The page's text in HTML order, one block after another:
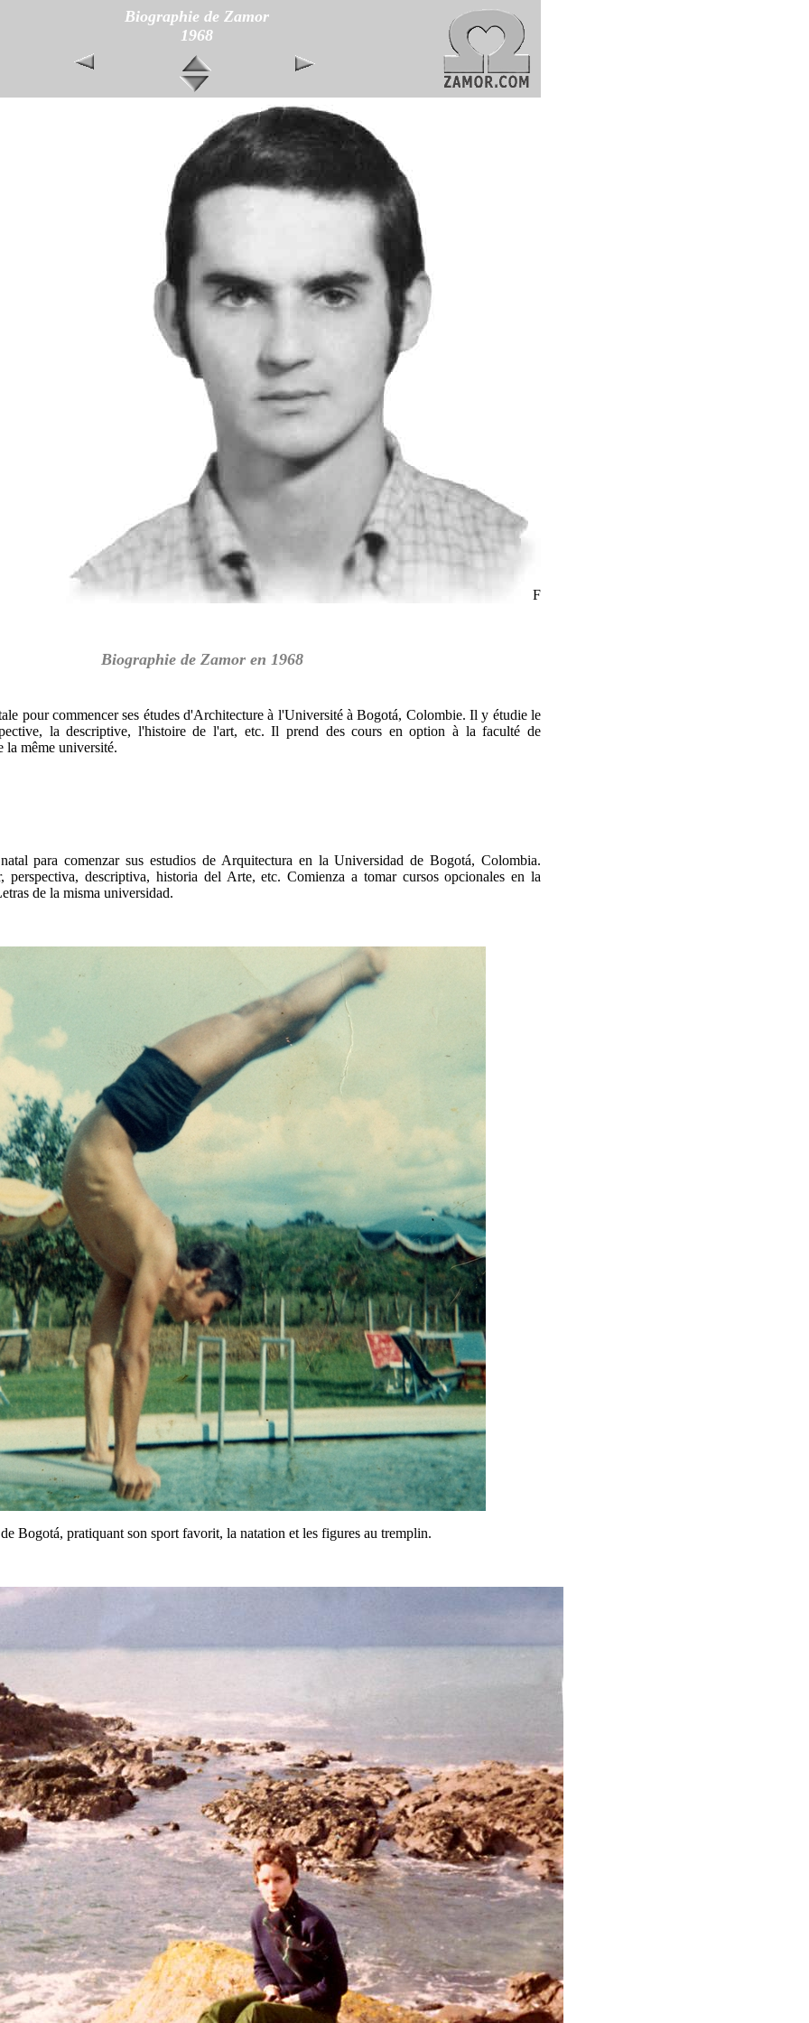
Biographie de Zamor
1968
F
Biographie de Zamor en 1968
pour commencer ses études d'Architecture à l'Université à Bogotá, Colombie. Il y étudie le
la descriptive, l'histoire de l'art, etc. Il prend des cours en option à la faculté de
la même université.
para comenzar sus estudios de Arquitectura en la Universidad de Bogotá, Colombia.
perspectiva, descriptiva, historia del Arte, etc. Comienza a tomar cursos opcionales en la
de la misma universidad.
Bogotá, pratiquant son sport favorit, la natation et les figures au tremplin.